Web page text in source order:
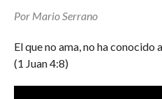
Por Mario Serrano
El que no ama, no ha
(1 Juan 4:8)